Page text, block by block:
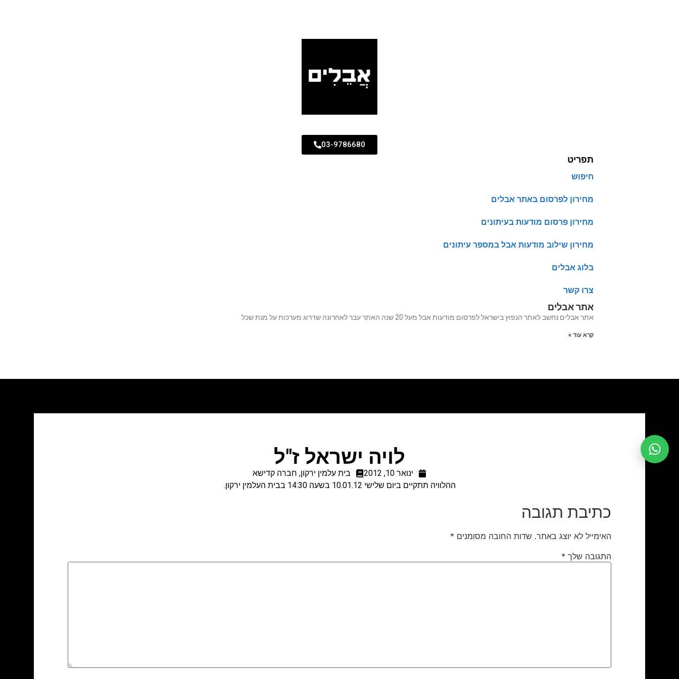
03-9786680
תפריט
חיפוש
מחירון לפרסום באתר אבלים
מחירון פרסום מודעות בעיתונים
מחירון שילוב מודעות אבל במספר עיתונים
בלוג אבלים
צרו קשר
אתר אבלים
אתר אבלים נחשב לאתר הנפוץ בישראל לפרסום מודעות אבל מעל 20 שנה האתר עבר לאחרונה שדרוג מערכות על מנת שכל
קרא עוד »
לויה ישראל ז"ל
ינואר 10, 2012 בית עלמין ירקון, חברה קדישא
ההלוויה תתקיים ביום שלישי 10.01.12 בשעה 14:30 בבית העלמין ירקון.
כתיבת תגובה
האימייל לא יוצג באתר. שדות החובה מסומנים *
התגובה שלך *